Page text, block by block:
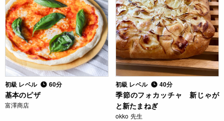
初級 レベル 60分
基本のピザ
富澤商店
初級 レベル 40分
季節のフォカッチャ 新じゃが
と新たまねぎ
okko 先生